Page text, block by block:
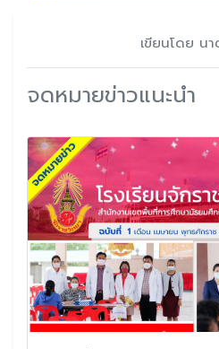
เขียนโดย น
จดหมายข่าวแนะนำ